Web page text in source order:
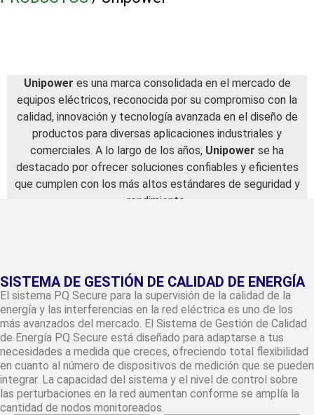
Unipower es una marca consolidada en el mercado de
equipos eléctricos, reconocida por su compromiso con la
calidad, innovación y tecnología avanzada en el diseño de
productos para diversas aplicaciones industriales y
comerciales. A lo largo de los años, Unipower se ha
destacado por ofrecer soluciones confiables y eficientes
que cumplen con los más altos estándares de seguridad y
rendimiento.
SISTEMA DE GESTIÓN DE CALIDAD DE ENERGÍA
El sistema PQ Secure para la supervisión de la calidad de la
energía y las interferencias en la red eléctrica es uno de los
más avanzados del mercado. El Sistema de Gestión de Calidad
de Energía PQ Secure está diseñado para adaptarse a tus
necesidades a medida que creces, ofreciendo total flexibilidad
en cuanto al número de dispositivos de medición que se pueden
integrar. La capacidad del sistema y el nivel de control sobre
las perturbaciones en la red aumentan conforme se amplía la
cantidad de nodos monitoreados.